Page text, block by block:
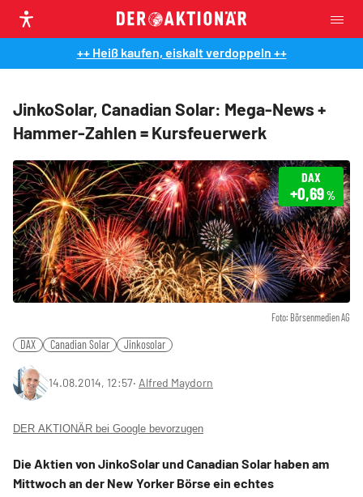
++ Heiß kaufen, eiskalt verdoppeln ++
JinkoSolar, Canadian Solar: Mega-News +
Hammer-Zahlen = Kursfeuerwerk
Foto: Börsenmedien AG
DAX
+0,69%
DAX Canadian Solar Jinkosolar
14.08.2014, 12:57‧ Alfred Maydorn
DER AKTIONÄR bei Google bevorzugen
Die Aktien von JinkoSolar und Canadian Solar haben am
Mittwoch an der New Yorker Börse ein echtes